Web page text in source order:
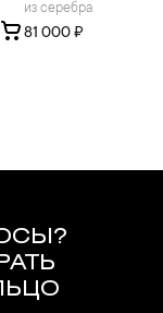
из серебра
81 000 ₽